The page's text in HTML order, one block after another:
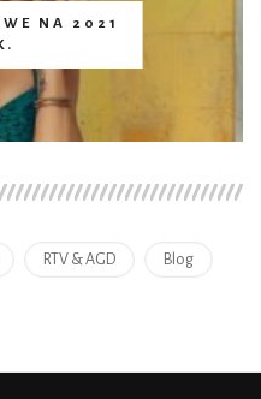
NA 2021
RTV & AGD Blog